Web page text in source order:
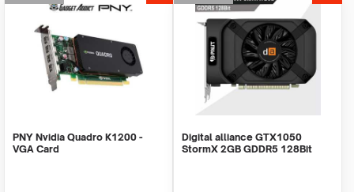
PNY Nvidia Quadro K1200 -
VGA Card
Digital alliance GTX1050
StormX 2GB GDDR5 128Bit